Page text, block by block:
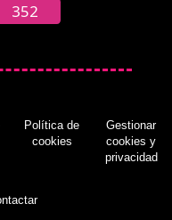
352
Política de
cookies
Gestionar
cookies y
privacidad